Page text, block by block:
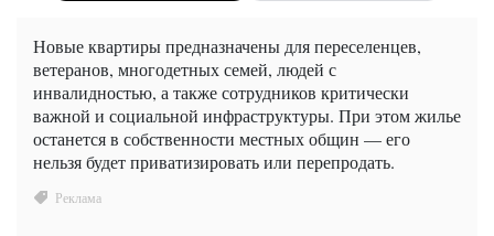
Новые квартиры предназначены для переселенцев,
ветеранов, многодетных семей, людей с
инвалидностью, а также сотрудников критически
важной и социальной инфраструктуры. При этом жилье
останется в собственности местных общин — его
нельзя будет приватизировать или перепродать.